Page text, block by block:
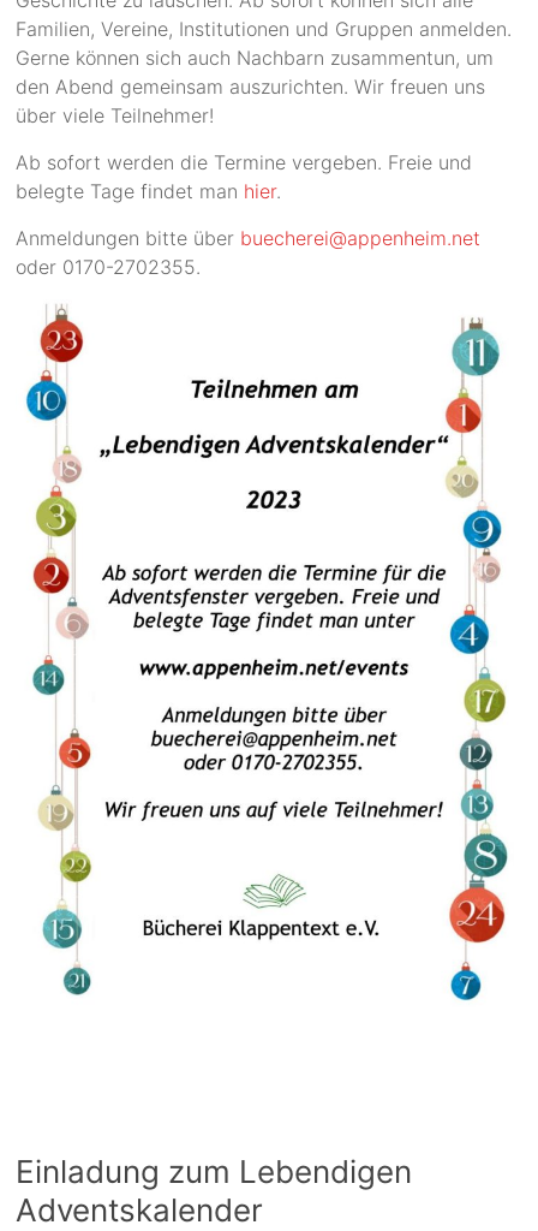
Familien, Vereine, Institutionen und Gruppen anmelden.
Gerne können sich auch Nachbarn zusammentun, um
den Abend gemeinsam auszurichten. Wir freuen uns
über viele Teilnehmer!
Ab sofort werden die Termine vergeben. Freie und
belegte Tage findet man hier.
Anmeldungen bitte über buecherei@appenheim.net
oder 0170-2702355.
Einladung zum Lebendigen
Adventskalender